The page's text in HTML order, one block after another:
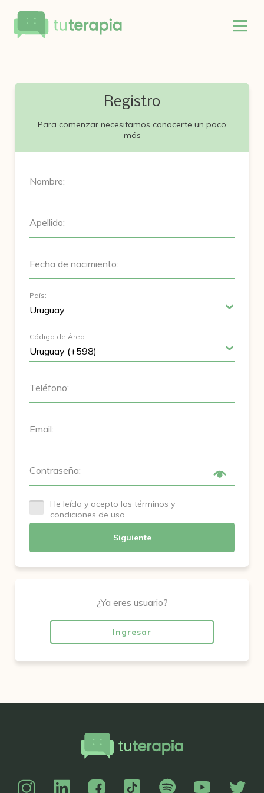
Registro
Para comenzar necesitamos conocerte un poco
más
Nombre:
Apellido:
Fecha de nacimiento:
País:
Código de Área:
Teléfono:
Email:
Contraseña:
He leído y acepto los términos y
condiciones de uso
Siguiente
¿Ya eres usuario?
Ingresar